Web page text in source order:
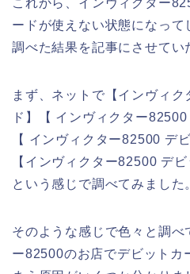
これから、インヴィクター
ードが使えない状態になっ
調べた結果を記事にさせてい
まず、ネットで【インヴィ
ド】【 インヴィクター
【 インヴィクター82500 デ
【インヴィクター82500 デ
という感じで調べてみました
そのような感じで色々と調べ
ー82500のお店でデビットカ